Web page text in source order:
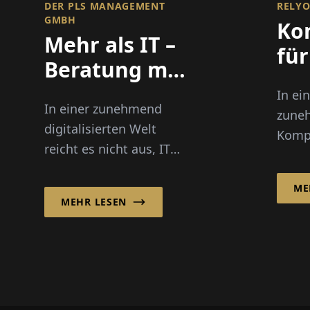
ER PLS MANAGEMENT G
MBH
Mehr als IT –
Beratung mit
In einer zunehmend
digitalisierten Welt
reicht es nicht aus, IT
unterstützende
Funktion innerhalb
MEHR LESEN
In